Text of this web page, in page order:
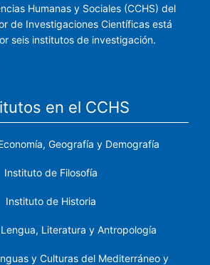
Humanas y Sociales (CCHS) del
de Investigaciones Científicas está
seis institutos de investigación.
en el CCHS
Geografía y Demografía
Instituto de Filosofía
Instituto de Historia
Literatura y Antropología
y Culturas del Mediterráneo y